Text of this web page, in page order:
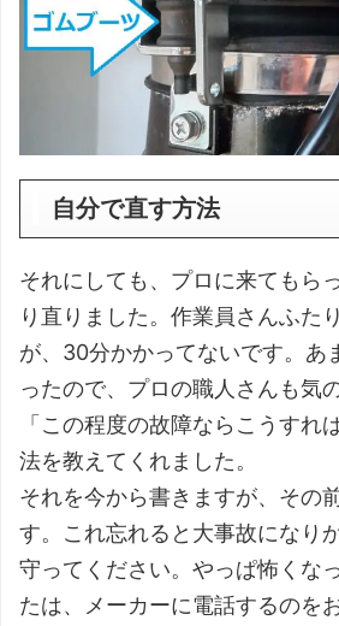
自分で直す方法
それにしても、プロに来てもら
り直りました。作業員さんふた
が、30分かかってないです。あ
ったので、プロの職人さんも気
「この程度の故障ならこうすれ
法を教えてくれました。
それを今から書きますが、その
す。これ忘れると大事故になり
守ってください。やっぱ怖くな
たは、メーカーに電話するのを